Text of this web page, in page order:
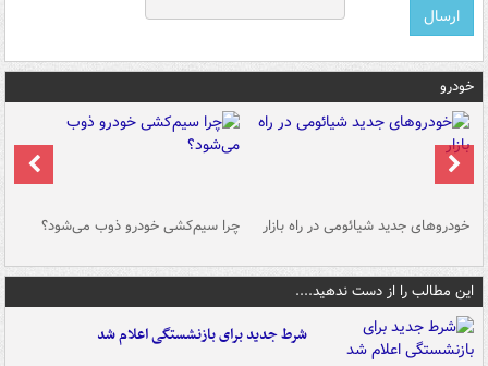
خودرو
خودروهای جدید شیائومی در راه بازار چرا سیم‌کشی خودرو ذوب می‌شود؟
این مطالب را از دست ندهید....
شرط جدید برای بازنشستگی اعلام شد